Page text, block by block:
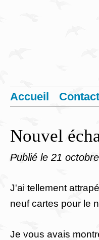
Accueil Contact
Nouvel
Publié le 21
J'ai tellement
neuf cartes pour le
Je vous avais